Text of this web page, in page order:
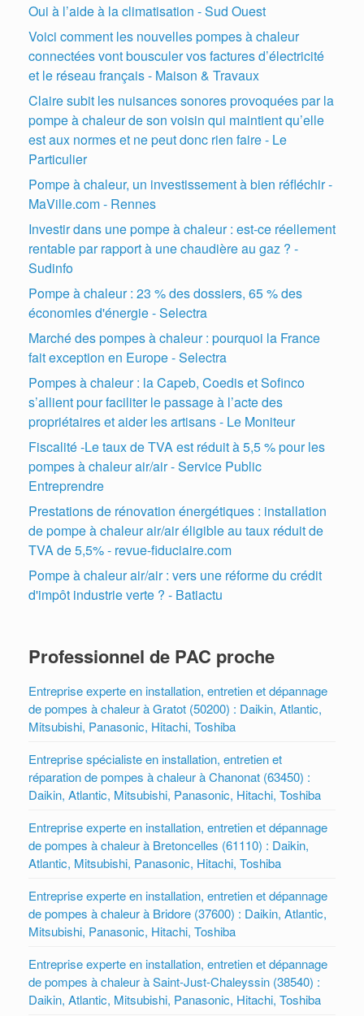
Oui à l’aide à la climatisation - Sud Ouest
Voici comment les nouvelles pompes à chaleur
connectées vont bousculer vos factures d’électricité
et le réseau français - Maison & Travaux
Claire subit les nuisances sonores provoquées par la
pompe à chaleur de son voisin qui maintient qu’elle
est aux normes et ne peut donc rien faire - Le
Particulier
Pompe à chaleur, un investissement à bien réfléchir -
MaVille.com - Rennes
Investir dans une pompe à chaleur : est-ce réellement
rentable par rapport à une chaudière au gaz ? -
Sudinfo
Pompe à chaleur : 23 % des dossiers, 65 % des
économies d'énergie - Selectra
Marché des pompes à chaleur : pourquoi la France
fait exception en Europe - Selectra
Pompes à chaleur : la Capeb, Coedis et Sofinco
s’allient pour faciliter le passage à l’acte des
propriétaires et aider les artisans - Le Moniteur
Fiscalité -Le taux de TVA est réduit à 5,5 % pour les
pompes à chaleur air/air - Service Public
Entreprendre
Prestations de rénovation énergétiques : installation
de pompe à chaleur air/air éligible au taux réduit de
TVA de 5,5% - revue-fiduciaire.com
Pompe à chaleur air/air : vers une réforme du crédit
d'impôt industrie verte ? - Batiactu
Professionnel de PAC proche
Entreprise experte en installation, entretien et dépannage
de pompes à chaleur à Gratot (50200) : Daikin, Atlantic,
Mitsubishi, Panasonic, Hitachi, Toshiba
Entreprise spécialiste en installation, entretien et
réparation de pompes à chaleur à Chanonat (63450) :
Daikin, Atlantic, Mitsubishi, Panasonic, Hitachi, Toshiba
Entreprise experte en installation, entretien et dépannage
de pompes à chaleur à Bretoncelles (61110) : Daikin,
Atlantic, Mitsubishi, Panasonic, Hitachi, Toshiba
Entreprise experte en installation, entretien et dépannage
de pompes à chaleur à Bridore (37600) : Daikin, Atlantic,
Mitsubishi, Panasonic, Hitachi, Toshiba
Entreprise experte en installation, entretien et dépannage
de pompes à chaleur à Saint-Just-Chaleyssin (38540) :
Daikin, Atlantic, Mitsubishi, Panasonic, Hitachi, Toshiba